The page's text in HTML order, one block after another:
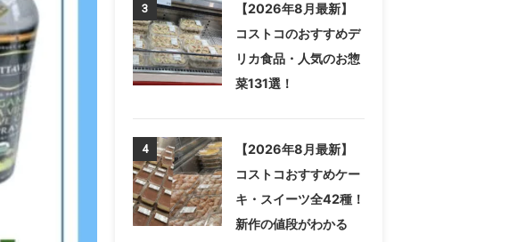
3
【2026年8月最新】
コストコのおすすめデ
リカ食品・人気のお惣
菜131選！
4
【2026年8月最新】
コストコおすすめケー
キ・スイーツ全42種！
新作の値段がわかる